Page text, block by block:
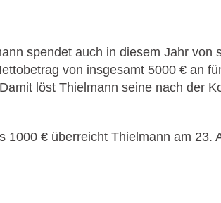
spendet auch in diesem Jahr von
von insgesamt 5000 € an
löst Thielmann seine nach der
1000 € überreicht Thielmann am 23.